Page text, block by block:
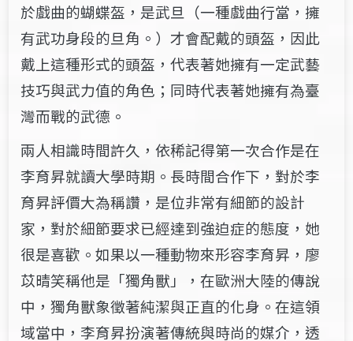
於戲曲的蝴蝶盔，是武旦（一種戲曲行當，擁
有武功身段的旦角。）才會配戴的頭盔，因此
戴上這種形式的頭盔，代表著她擁有一定武藝
技巧與武力值的角色；同時代表著她擁有為臺
灣而戰的武德。
兩人相識時間許久，依稀記得第一次合作是在
李育昇就讀大學時期。長時間合作下，對於李
育昇評價大為稱讚，是位非常有細節的設計
家，對於細節要求已經達到強迫症的態度，她
很是喜歡。如果以一種動物來形容李育昇，廖
苡晴笑稱他是「獨角獸」，在歐洲大陸的傳說
中，獨角獸象徵著純潔與正直的化身。在這領
域當中，李育昇扮演著傳統與時尚的媒介，透